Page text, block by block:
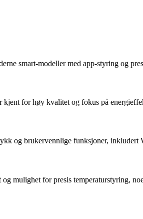
smart-modeller med app-styring og
kjent for høy kvalitet og fokus på
og brukervennlige funksjoner, inkludert
mulighet for presis temperaturstyring,